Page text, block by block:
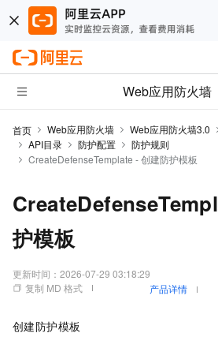
Web应用防火墙
首页 Web应用防火墙 Web应用防火墙3.0
API目录
防护配置
防护规则
CreateDefenseTemplate - 创建防护模板
护模板
更新时间： 2026-07-29 03:18:29
复制 MD 格式
产品详情
创建防护模板